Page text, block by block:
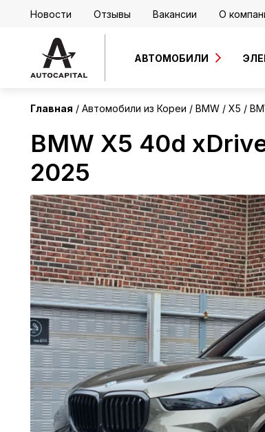
Новости Отзывы Вакансии О
АВТОМОБИЛИ
Главная Автомобили из Кореи BMW X5
BMW X5 40d
2025
Корея